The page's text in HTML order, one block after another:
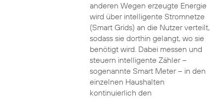
anderen Wegen erzeugte Energie
wird über intelligente Stromnetze
(Smart Grids) an die Nutzer verteilt,
sodass sie dorthin gelangt, wo sie
benötigt wird. Dabei messen und
steuern intelligente Zähler –
sogenannte Smart Meter – in den
einzelnen Haushalten
kontinuierlich den